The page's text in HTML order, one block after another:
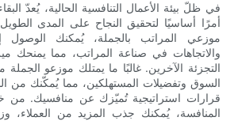
في ظلّ بيئة الأعمال التنافسية الحالية، يُعدّ
أمرًا أساسيًا لتحقيق النجاح على المدى
موزعي المراتب بالجملة، يُمكنك الوصول
والاتجاهات في صناعة المراتب، مما يمنحك
التجزئة الآخرين. غالبًا ما يمتلك موزعو
السوق وتفضيلات المستهلكين، مما يُمكّنك من
قرارات استراتيجية تُميّزك عن منافسيك. من
المنافسة، يُمكنك جذب المزيد من العملاء،